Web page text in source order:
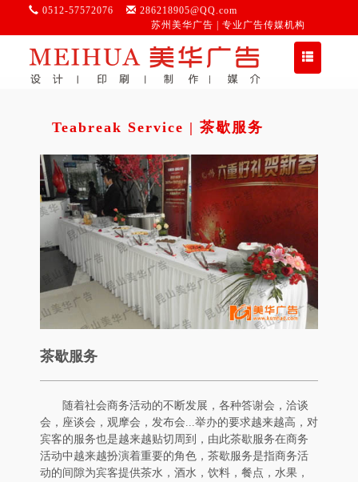
0512-57572076
286218905@QQ.com
苏州美华广告 | 专业广告传媒机构
切
Teabreak Service | 茶歇服务
茶歇服务
随着社会商务活动的不断发展，各种答谢会，洽谈
会，座谈会，观摩会，发布会...举办的要求越来越高，对
宾客的服务也是越来越贴切周到，由此茶歇服务在商务
活动中越来越扮演着重要的角色，茶歇服务是指商务活
动的间隙为宾客提供茶水，酒水，饮料，餐点，水果，